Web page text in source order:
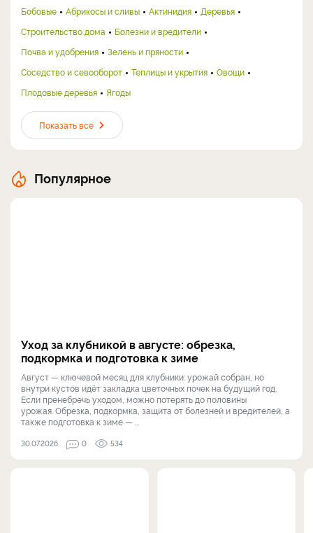
Бобовые
Абрикосы и сливы Актинидия
Деревья
Строительство дома
Болезни и вредители
Почва и удобрения
Зелень и пряности
Соседство и севооборот
Теплицы и укрытия
Овощи
Плодовые деревья
Ягоды
Показать все
Популярное
Уход за клубникой в августе: обрезка,
подкормка и подготовка к зиме
Август — ключевой месяц для клубники: урожай собран, но
внутри кустов идёт закладка цветочных почек на будущий год.
Если пренебречь уходом, можно потерять до половины
урожая. Обрезка, подкормка, защита от болезней и вредителей, а
также подготовка к зиме — ...
30.07.2026 0 534